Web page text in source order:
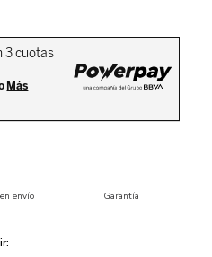
envío Garantía